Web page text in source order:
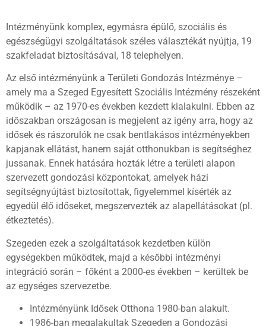
Intézményünk komplex, egymásra épülő, szociális és
egészségügyi szolgáltatások széles választékát nyújtja, 19
szakfeladat biztosításával, 18 telephelyen.
Az első intézményünk a Területi Gondozás Intézménye –
amely ma a Szeged Egyesített Szociális Intézmény részeként
működik – az 1970-es években kezdett kialakulni. Ebben az
időszakban országosan is megjelent az igény arra, hogy az
idősek és rászorulók ne csak bentlakásos intézményekben
kapjanak ellátást, hanem saját otthonukban is segítséghez
jussanak. Ennek hatására hozták létre a területi alapon
szervezett gondozási központokat, amelyek házi
segítségnyújtást biztosítottak, figyelemmel kísérték az
egyedül élő időseket, megszervezték az alapellátásokat (pl.
étkeztetés).
Szegeden ezek a szolgáltatások kezdetben külön
egységekben működtek, majd a későbbi intézményi
integráció során – főként a 2000-es években – kerültek be
az egységes szervezetbe.
Intézményünk Idősek Otthona 1980-ban alakult.
1986-ban megalakultak Szegeden a Gondozási